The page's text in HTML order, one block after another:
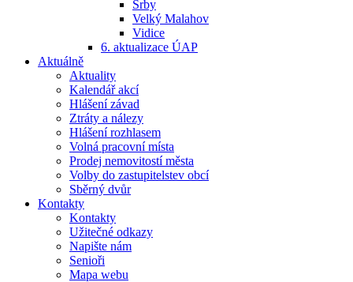
Srby
Velký Malahov
Vidice
6. aktualizace ÚAP
Aktuálně
Aktuality
Kalendář akcí
Hlášení závad
Ztráty a nálezy
Hlášení rozhlasem
Volná pracovní místa
Prodej nemovitostí města
Volby do zastupitelstev obcí
Sběrný dvůr
Kontakty
Kontakty
Užitečné odkazy
Napište nám
Senioři
Mapa webu